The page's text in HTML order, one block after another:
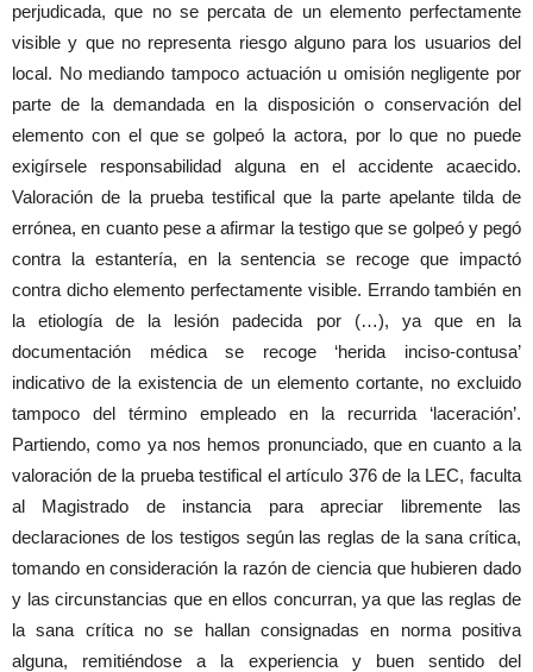
perjudicada, que no se percata de un elemento perfectamente
visible y que no representa riesgo alguno para los usuarios del
local. No mediando tampoco actuación u omisión negligente por
parte de la demandada en la disposición o conservación del
elemento con el que se golpeó la actora, por lo que no puede
exigírsele responsabilidad alguna en el accidente acaecido.
Valoración de la prueba testifical que la parte apelante tilda de
errónea, en cuanto pese a afirmar la testigo que se golpeó y pegó
contra la estantería, en la sentencia se recoge que impactó
contra dicho elemento perfectamente visible. Errando también en
la etiología de la lesión padecida por (…), ya que en la
documentación médica se recoge ‘herida inciso-contusa’
indicativo de la existencia de un elemento cortante, no excluido
tampoco del término empleado en la recurrida ‘laceración’.
Partiendo, como ya nos hemos pronunciado, que en cuanto a la
valoración de la prueba testifical el artículo 376 de la LEC, faculta
al Magistrado de instancia para apreciar libremente las
declaraciones de los testigos según las reglas de la sana crítica,
tomando en consideración la razón de ciencia que hubieren dado
y las circunstancias que en ellos concurran, ya que las reglas de
la sana crítica no se hallan consignadas en norma positiva
alguna, remitiéndose a la experiencia y buen sentido del